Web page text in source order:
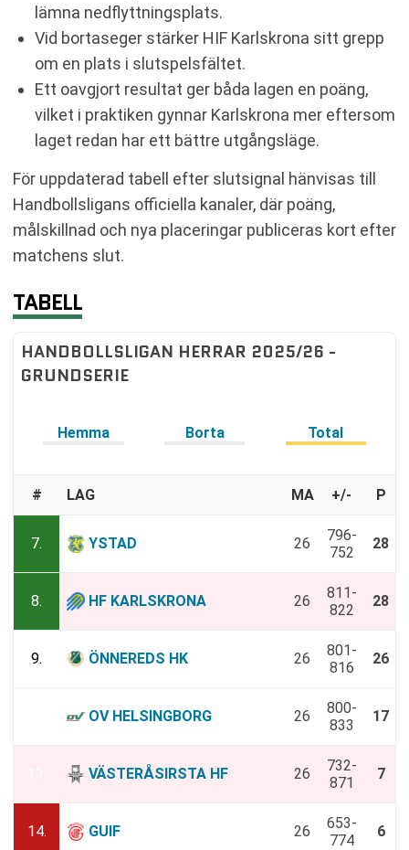
lämna nedflyttningsplats.
Vid bortaseger stärker HIF Karlskrona sitt grepp
om en plats i slutspelsfältet.
Ett oavgjort resultat ger båda lagen en poäng,
vilket i praktiken gynnar Karlskrona mer eftersom
laget redan har ett bättre utgångsläge.
För uppdaterad tabell efter slutsignal hänvisas till
Handbollsligans officiella kanaler, där poäng,
målskillnad och nya placeringar publiceras kort efter
matchens slut.
TABELL
HANDBOLLSLIGAN HERRAR 2025/26 -
GRUNDSERIE
Hemma Borta Total
# LAG MA +/- P
7. YSTAD 26
796-
752
28
8. HF KARLSKRONA 26
811-
822
28
9. ÖNNEREDS HK 26
801-
816
26
OV HELSINGBORG 26
800-
833
17
VÄSTERÅSIRSTA HF 26
732-
871
7
14. GUIF 26
653-
774
6